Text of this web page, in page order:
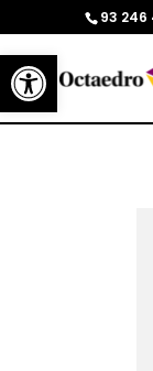
Abrir barra de
93 246